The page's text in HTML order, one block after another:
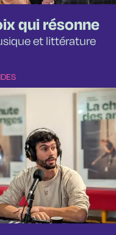
qui résonne
et littérature